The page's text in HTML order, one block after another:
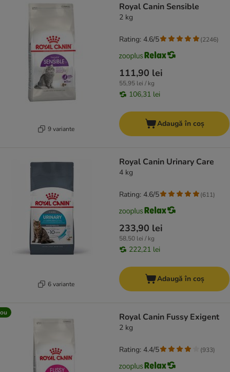
9 variante
Royal Canin Sensible
2 kg
111,90 lei
55,95 lei / kg
106,31 lei
Rating: 4.6/5 (2246)
Adaugă în coș
6 variante
Royal Canin Urinary Care
4 kg
233,90 lei
58,50 lei / kg
222,21 lei
Rating: 4.6/5 (611)
Adaugă în coș
Royal Canin Fussy Exigent
2 kg
Rating: 4.4/5 (933)